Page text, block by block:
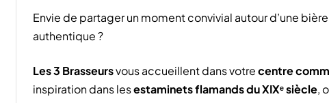
Envie de partager un moment convivial autour d’une
authentique ?
Les 3 Brasseursvous accueillent dans votrecentre
inspiration dans lesestaminets flamands du XIXᵉ siècle,